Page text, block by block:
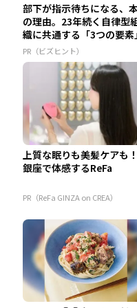
部下が指示待ちになる、
の理由。23年続く自律型
織に共通する「3つの要素
PR（ビズヒント）
上質な眠りも美髪ケアも
銀座で体感するReFa
PR（ReFa GINZA on CREA）